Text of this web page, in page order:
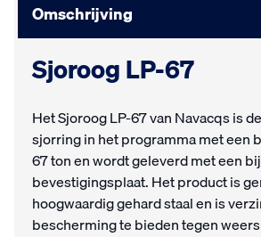
Omschrijving
Sjoroog LP-67
Het Sjoroog LP-67 van Navacqs is
sjorring in het programma met een
67 ton en wordt geleverd met een
bevestigingsplaat. Het product is
hoogwaardig gehard staal en is
bescherming te bieden tegen